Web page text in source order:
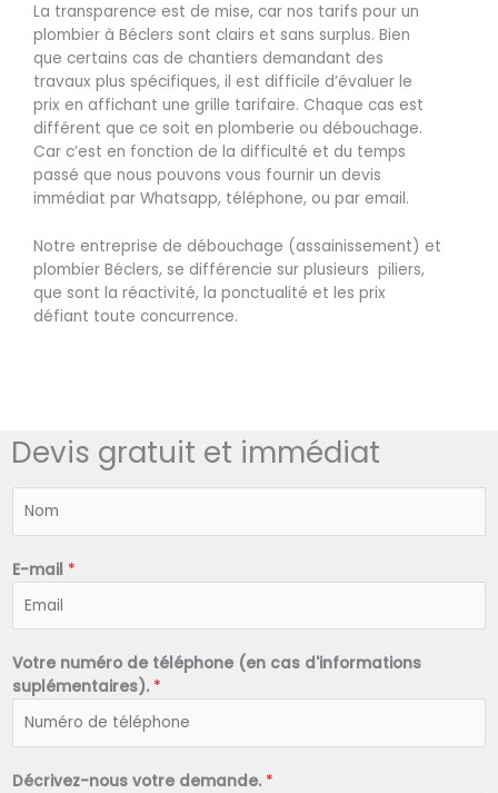
La transparence est de mise, car nos tarifs pour un
plombier à Béclers sont clairs et sans surplus. Bien
que certains cas de chantiers demandant des
travaux plus spécifiques, il est difficile d’évaluer le
prix en affichant une grille tarifaire. Chaque cas est
différent que ce soit en plomberie ou débouchage.
Car c’est en fonction de la difficulté et du temps
passé que nous pouvons vous fournir un devis
immédiat par Whatsapp, téléphone, ou par email.
Notre entreprise de débouchage (assainissement) et
plombier Béclers, se différencie sur plusieurs piliers,
que sont la réactivité, la ponctualité et les prix
défiant toute concurrence.
Devis gratuit et immédiat
*
E-mail *
Votre numéro de téléphone (en cas d'informations
suplémentaires). *
Décrivez-nous votre demande. *